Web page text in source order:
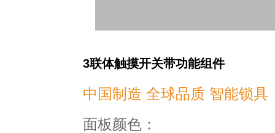
3联体触摸开关带功能组件
中国制造 全球品质 智能锁具
面板颜色：